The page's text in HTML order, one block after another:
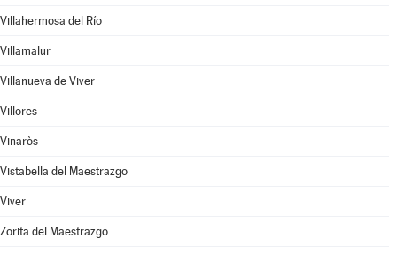
Villahermosa del Río
Villamalur
Villanueva de Viver
Villores
Vinaròs
Vistabella del Maestrazgo
Viver
Zorita del Maestrazgo